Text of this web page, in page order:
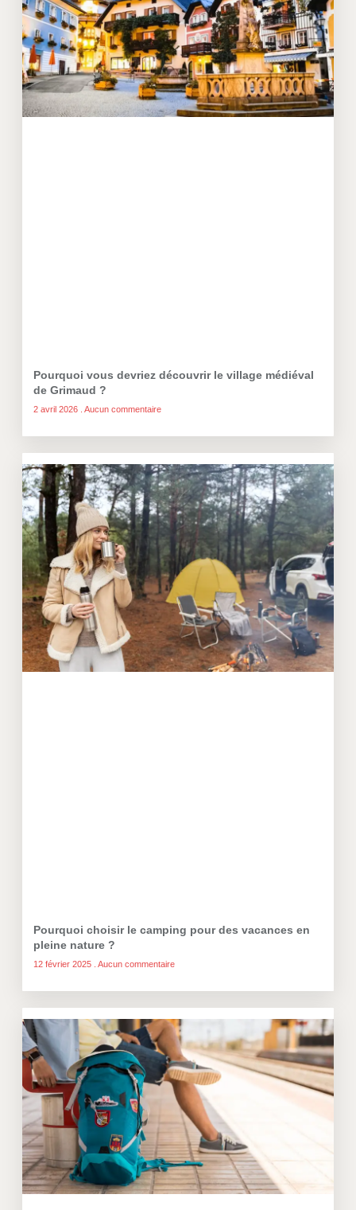
Pourquoi vous devriez découvrir le village médiéval
de Grimaud ?
2 avril 2026 Aucun commentaire
Pourquoi choisir le camping pour des vacances en
pleine nature ?
12 février 2025 Aucun commentaire